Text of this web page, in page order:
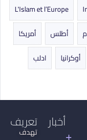
L'Islam et l’Europe
أطلس
أمريكا
أوكرانيا
ادلب
تعريف
تهدف
أخبار